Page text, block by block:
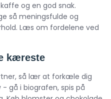
og en god snak.
så meningsfulde og
Læs om fordelene ved
kæreste
så lær at forkæle dig
gå i biografen, spis på